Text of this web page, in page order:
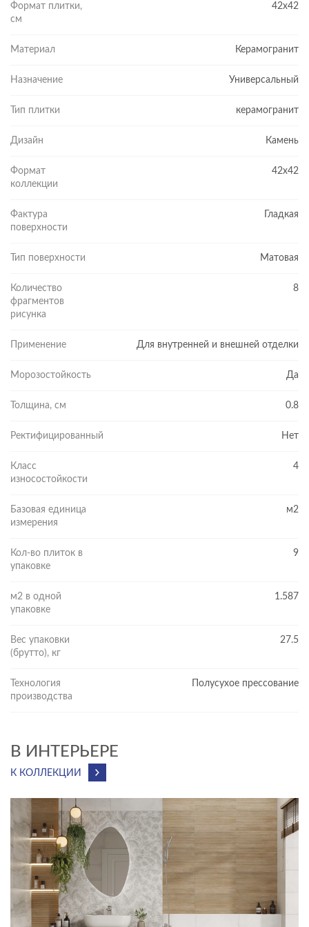
Высокоточная цифровая печать детально прорисовывает узор
сверхпрочная глазурь защищает рисунок от выцветания и
Практичность, долговечность, красота!
Керамогранит — один из самых долговечных и практичных
укладывать материал без помощи напарника.
Главные преимущества керамогранита формата 42х42
Прочная глазурь, обеспечивающая долговечную службу
Простота ухода — на плитке не образуется водный камень,
если своевременно убирать капли воды
заполнения больших пространств
стандартных ванных комнат
в больших, и компактных санузлах
Формат плитки,
см
42x42
Материал Керамогранит
Назначение Универсальный
Тип плитки керамогранит
Дизайн Камень
Формат
коллекции
42x42
Фактура
поверхности
Гладкая
Тип поверхности Матовая
Количество
фрагментов
рисунка
8
Применение Для внутренней и внешней отделки
Морозостойкость Да
Толщина, см 0.8
Ректифицированный Нет
Класс
износостойкости
4
Базовая единица
измерения
м2
Кол-во плиток в
упаковке
9
м2 в одной
упаковке
1.587
Вес упаковки
(брутто), кг
27.5
Технология
производства
Полусухое прессование
В ИНТЕРЬЕРЕ
К КОЛЛЕКЦИИ